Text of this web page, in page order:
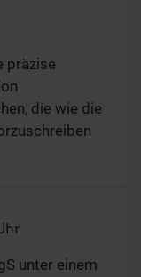
präzise
die wie die
unter einem